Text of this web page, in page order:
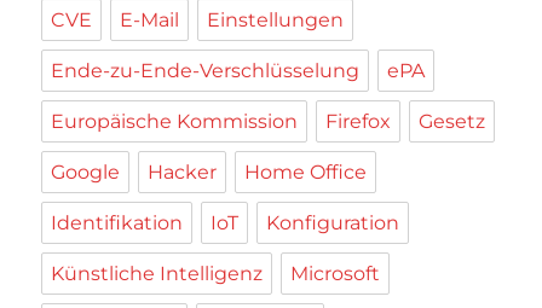
CVE E-Mail Einstellungen
Ende-zu-Ende-Verschlüsselung ePA
Europäische Kommission Firefox Gesetz
Google Hacker Home Office
Identifikation IoT Konfiguration
Künstliche Intelligenz Microsoft